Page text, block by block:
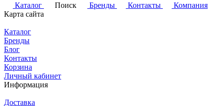
Каталог Поиск Бренды Контакты
Компания
Карта сайта
Каталог
Бренды
Блог
Контакты
Корзина
Личный кабинет
Информация
Доставка